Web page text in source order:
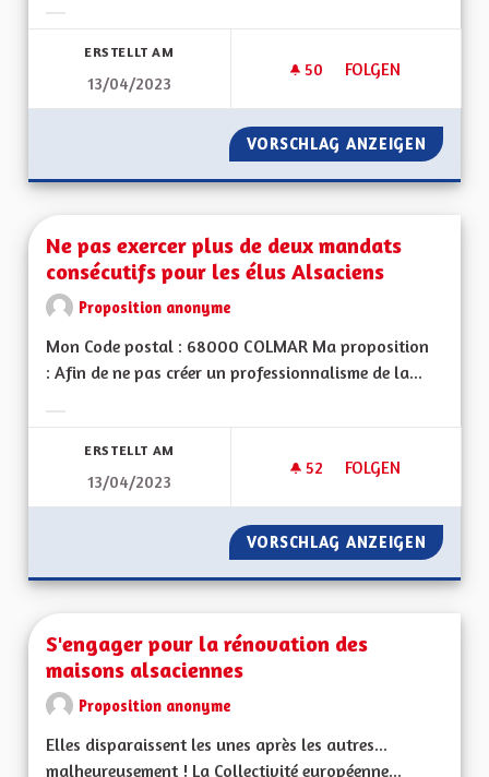
ERSTELLT AM
13/04/2023
50 50 FOLLOWER
FOLGEN
AVANTAGES DE
VORSCHLAG ANZEIGEN
Ne pas exercer plus de deux mandats
consécutifs pour les élus Alsaciens
Proposition anonyme
Mon Code postal : 68000 COLMAR Ma proposition
: Afin de ne pas créer un professionnalisme de la...
ERSTELLT AM
13/04/2023
52 52 FOLLOWER
FOLGEN
NE PAS EXERCER
VORSCHLAG ANZEIGEN NE
S'engager pour la rénovation des
maisons alsaciennes
Proposition anonyme
Elles disparaissent les unes après les autres...
malheureusement ! La Collectivité européenne...